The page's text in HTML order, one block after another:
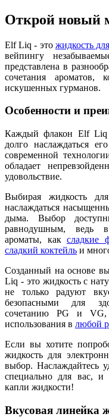
Открой новый
Elf Liq - это жидкость
вейпингу
представлена в
сочетания ароматов,
искушенных гурманов.
Особенности и
Каждый флакон Elf Liq
долго наслаждаться
современной
обладает
удовольствие.
Выбирая жидкость
наслаждаться
дыма. Выбор
равнодушным, ведь в
ароматы, как сладкие
сладкий коктейль и
Созданный на основе
Liq - это жидкость с
не только радуют
безопасными для
сочетанию PG и VG,
использования в любой
Если вы хотите
жидкость для
выбор. Наслаждайтесь
специально для вас, и
капли жидкости!
Вкусовая линейка